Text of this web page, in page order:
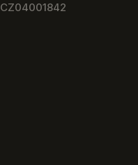
CZ04001842